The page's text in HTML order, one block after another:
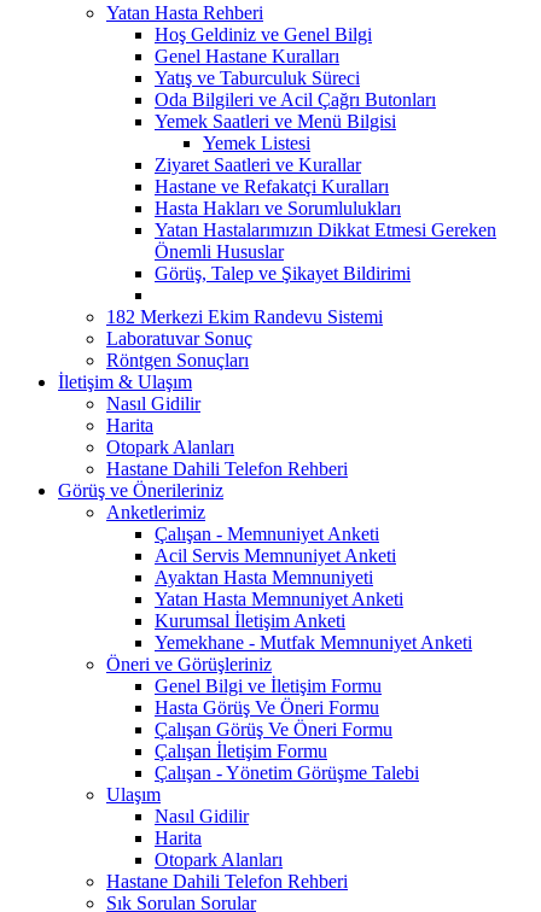
Yatan Hasta Rehberi
Hoş Geldiniz ve Genel Bilgi
Genel Hastane Kuralları
Yatış ve Taburculuk Süreci
Oda Bilgileri ve Acil Çağrı Butonları
Yemek Saatleri ve Menü Bilgisi
Yemek Listesi
Ziyaret Saatleri ve Kurallar
Hastane ve Refakatçi Kuralları
Hasta Hakları ve Sorumlulukları
Yatan Hastalarımızın Dikkat Etmesi Gereken
Önemli Hususlar
Görüş, Talep ve Şikayet Bildirimi
182 Merkezi Ekim Randevu Sistemi
Laboratuvar Sonuç
Röntgen Sonuçları
İletişim & Ulaşım
Nasıl Gidilir
Harita
Otopark Alanları
Hastane Dahili Telefon Rehberi
Görüş ve Önerileriniz
Anketlerimiz
Çalışan - Memnuniyet Anketi
Acil Servis Memnuniyet Anketi
Ayaktan Hasta Memnuniyeti
Yatan Hasta Memnuniyet Anketi
Kurumsal İletişim Anketi
Yemekhane - Mutfak Memnuniyet Anketi
Öneri ve Görüşleriniz
Genel Bilgi ve İletişim Formu
Hasta Görüş Ve Öneri Formu
Çalışan Görüş Ve Öneri Formu
Çalışan İletişim Formu
Çalışan - Yönetim Görüşme Talebi
Ulaşım
Nasıl Gidilir
Harita
Otopark Alanları
Hastane Dahili Telefon Rehberi
Sık Sorulan Sorular